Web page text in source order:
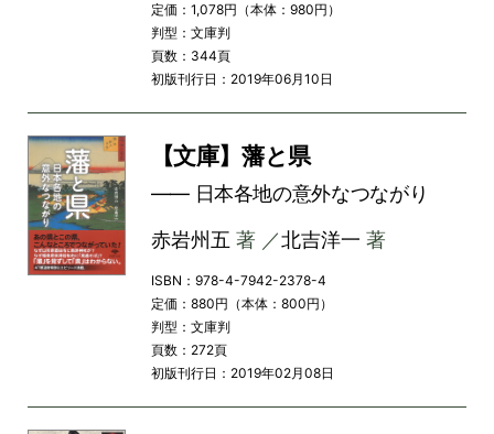
定価：1,078円（本体：980円）
判型：文庫判
頁数：344頁
初版刊行日：2019年06月10日
【文庫】藩と県
―― 日本各地の意外なつながり
赤岩州五 著 ／北吉洋一 著
ISBN：978-4-7942-2378-4
定価：880円（本体：800円）
判型：文庫判
頁数：272頁
初版刊行日：2019年02月08日